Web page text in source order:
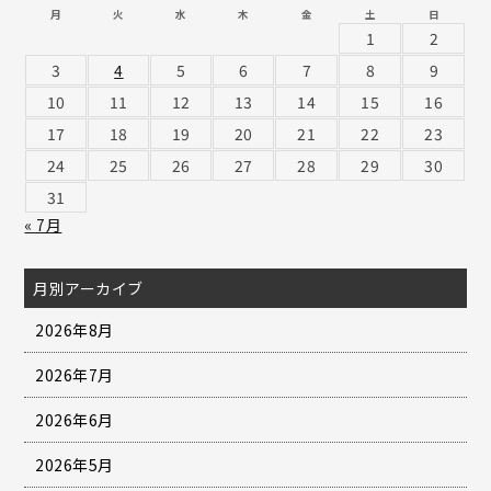
月 火 水 木 金 土 日
1
2
3
4 5 6 7 8
9
10
11 12 13 14 15
16
17
18 19 20 21 22
23
24
25 26 27 28 29
30
31
« 7月
月別アーカイブ
2026年8月
2026年7月
2026年6月
2026年5月